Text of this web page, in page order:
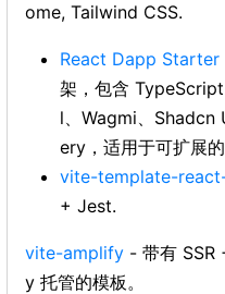
ome, Tailwind CSS.
React Dapp Starter
架，包含
l、Wagmi、Shadcn
ery，适用于可扩展的
vite-template-
+ Jest.
vite-amplify - 带有 SSR
y 托管的模板。